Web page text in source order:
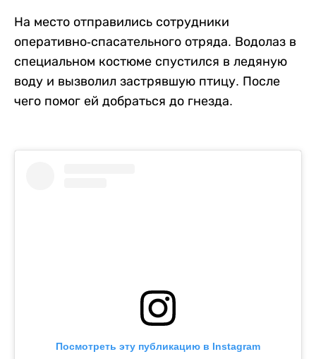
На место отправились сотрудники
оперативно-спасательного отряда. Водолаз в
специальном костюме спустился в ледяную
воду и вызволил застрявшую птицу. После
чего помог ей добраться до гнезда.
Посмотреть эту публикацию в Instagram